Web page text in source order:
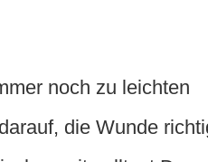
noch zu leichten
die Wunde